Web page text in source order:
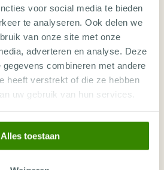
voor social media te bieden
te analyseren. Ook delen we
van onze site met onze
adverteren en analyse. Deze
combineren met andere
heeft verstrekt of die ze hebben
uw gebruik van hun services.
Alles toestaan